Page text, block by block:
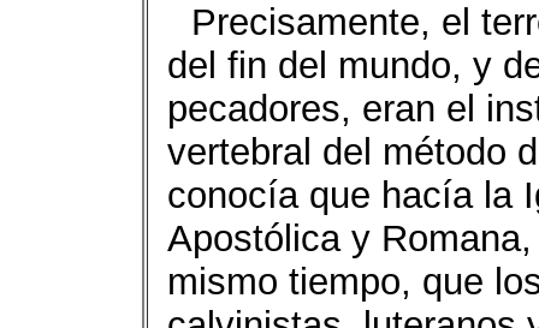
Precisamente, el
del fin del mundo, y
pecadores, eran el
vertebral del método
conocía que hacía la
Apostólica y
mismo tiempo, que